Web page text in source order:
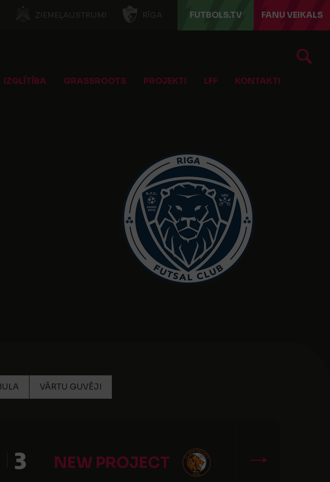
ZIEMEĻAUSTRUMI RĪGA FUTBOLS.TV FANU VEIKALS
IZGLĪTĪBA GRASSROOTS PROJEKTI LFF KONTAKTI
VĀRTU GUVĒJI
NEW PROJECT
3